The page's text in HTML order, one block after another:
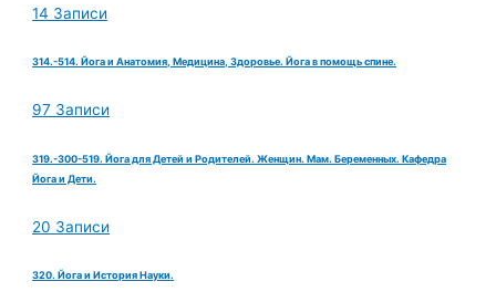
14 Записи
314.-514. Йога и Анатомия, Медицина, Здоровье. Йога в помощь спине.
97 Записи
319.-300-519. Йога для Детей и Родителей. Женщин. Мам. Беременных. Кафедра
Йога и Дети.
20 Записи
320. Йога и История Науки.